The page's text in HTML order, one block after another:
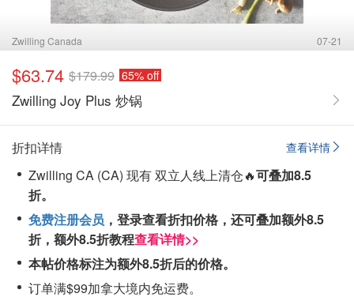
Zwilling Canada 07-21
$63.74 $179.99 65% off
Zwilling Joy Plus 炒锅
查看详情
折扣详情
Zwilling CA (CA) 现有 双立人线上清仓🔥可叠加8.5
折。
免费注册会员 ，登录查看折扣价格，还可叠加额外8.5
折， 额外8.5折教程查看详情>>
本帖价格标注为额外8.5折后的价格。
订单满$99加拿大境内免运费。